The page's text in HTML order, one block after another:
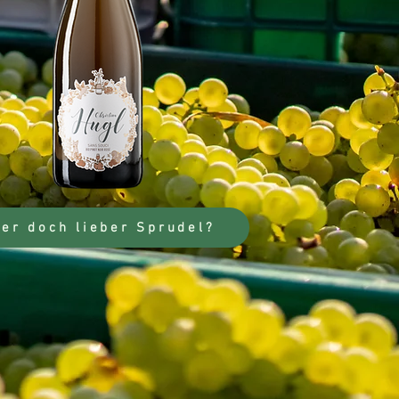
doch lieber Sprudel?